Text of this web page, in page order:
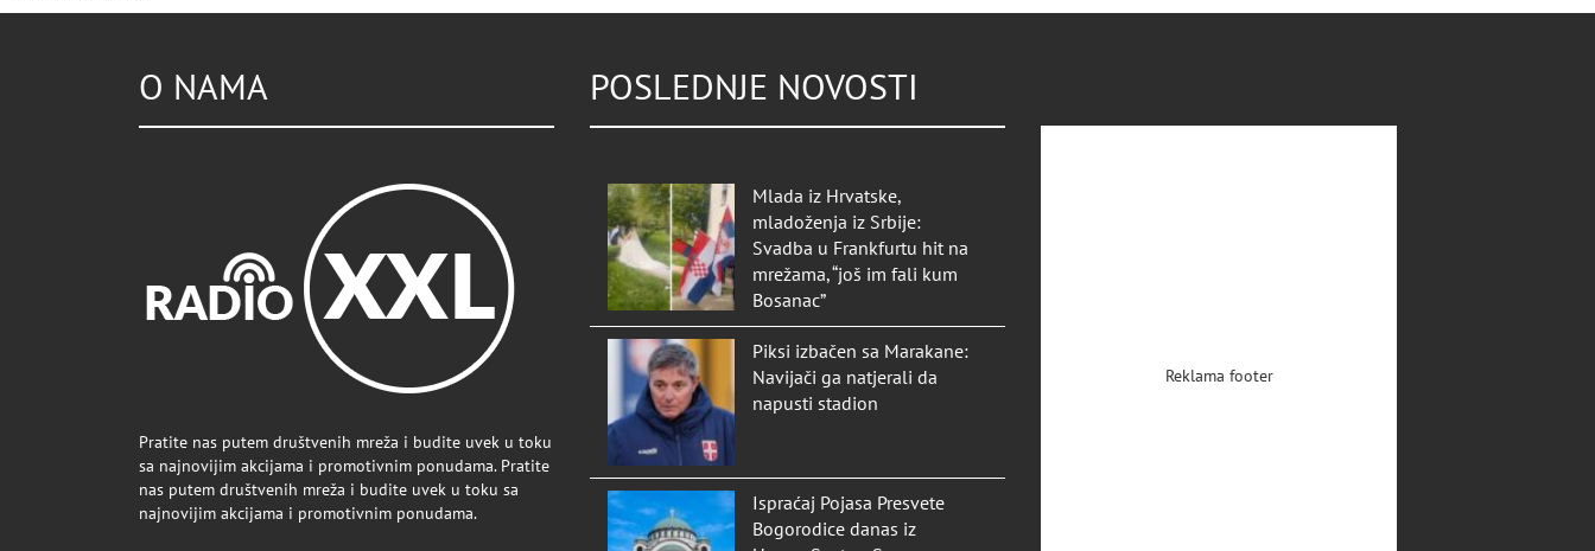
O NAMA
Pratite nas putem društvenih mreža i budite uvek u toku
sa najnovijim akcijama i promotivnim ponudama. Pratite
nas putem društvenih mreža i budite uvek u toku sa
najnovijim akcijama i promotivnim ponudama.
POSLEDNJE NOVOSTI
Mlada iz Hrvatske,
mladoženja iz Srbije:
Svadba u Frankfurtu hit na
mrežama, “još im fali kum
Bosanac”
Piksi izbačen sa Marakane:
Navijači ga natjerali da
napusti stadion
Ispraćaj Pojasa Presvete
Bogorodice danas iz
Reklama footer